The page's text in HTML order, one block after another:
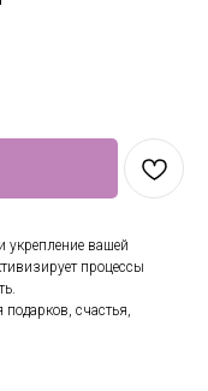
укрепление вашей
процессы
счастья,